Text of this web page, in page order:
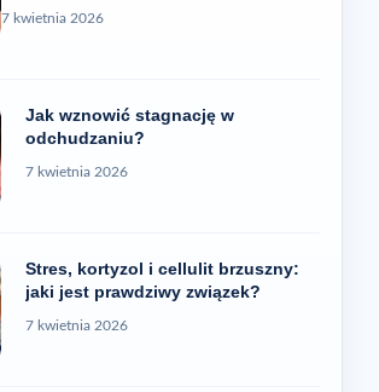
7 kwietnia 2026
Jak wznowić stagnację w
odchudzaniu?
7 kwietnia 2026
Stres, kortyzol i cellulit brzuszny:
jaki jest prawdziwy związek?
7 kwietnia 2026